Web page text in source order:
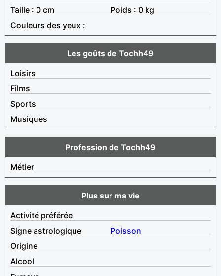
Taille : 0 cm
Poids : 0 kg
Couleurs des yeux :
Les goûts de Tochh49
Loisirs
Films
Sports
Musiques
Profession de Tochh49
Métier
Plus sur ma vie
Activité préférée
Signe astrologique
Poisson
Origine
Alcool